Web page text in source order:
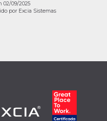
02/09/2025
por Excia Sistemas